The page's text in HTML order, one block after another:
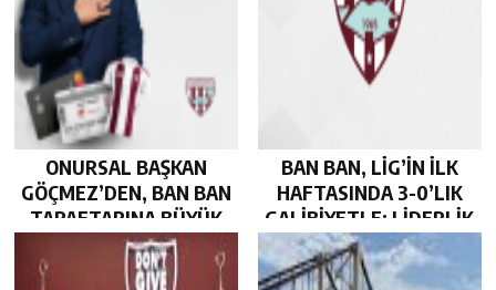
ONURSAL BAŞKAN
GÖÇMEZ’DEN, BAN BAN
TARAFTARINA BÜYÜK
JEST…
BAN BAN, LİG’İN İLK
HAFTASINDA 3-0’LIK
GALİBİYETLE; LİDERLİK
KOLTUĞUNDA…